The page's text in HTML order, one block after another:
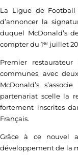
La Ligue de Football
d’annoncer la
duquel McDonald’s
compter du 1ᵉʳ juillet
Premier
communes, avec
McDonald’s
partenariat scelle la
fortement inscrites
Français.
Grâce à ce nouvel
développement de la